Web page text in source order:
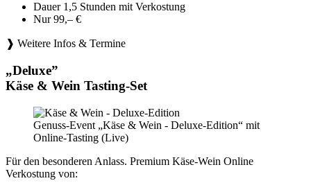
Dauer 1,5 Stunden mit Verkostung
Nur 99,– €
❱ Weitere Infos & Termine
„Deluxe”
Käse & Wein Tasting-Set
Genuss-Event „Käse & Wein - Deluxe-Edition“ mit
Online-Tasting (Live)
Für den besonderen Anlass. Premium Käse-Wein Online
Verkostung von: